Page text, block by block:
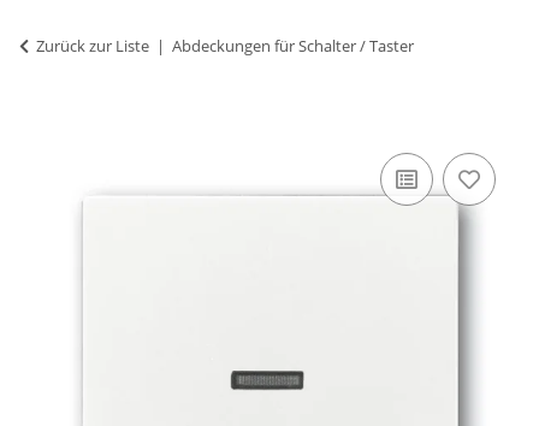
Zurück zur Liste Abdeckungen für Schalter / Taster